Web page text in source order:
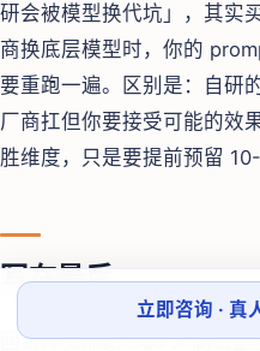
研会被模型换代坑」，其
商换底层模型时，你的
要重跑一遍。区别是：自研
厂商扛但你要接受可能的效
胜维度，只是要提前预留
写在最后
回到开头那家 300 人制造
立即咨询 · 真